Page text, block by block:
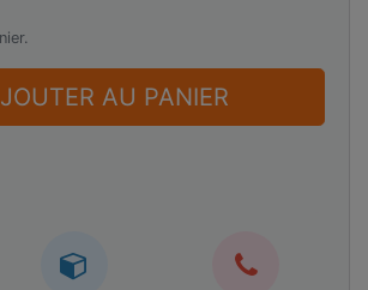
AU PANIER